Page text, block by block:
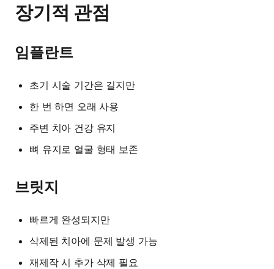
장기적 관점
임플란트
초기 시술 기간은 길지만
한 번 하면 오래 사용
주변 치아 건강 유지
뼈 유지로 얼굴 형태 보존
브릿지
빠르게 완성되지만
삭제된 치아에 문제 발생 가능
재제작 시 추가 삭제 필요